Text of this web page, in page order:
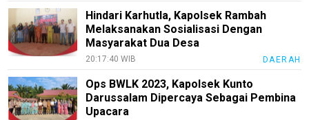
Hindari Karhutla, Kapolsek Rambah
Melaksanakan Sosialisasi Dengan
Masyarakat Dua Desa
20:17:40 WIB DAERAH
Ops BWLK 2023, Kapolsek Kunto
Darussalam Dipercaya Sebagai Pembina
Upacara